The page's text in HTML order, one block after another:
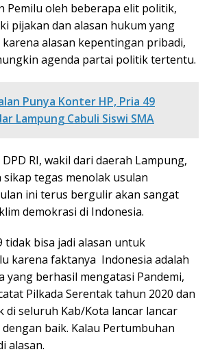
Pemilu oleh beberapa elit politik,
pijakan dan alasan hukum yang
karena alasan kepentingan pribadi,
agenda partai politik tertentu.
Punya Konter HP, Pria 49
Lampung Cabuli Siswi SMA
RI, wakil dari daerah Lampung,
tegas menolak usulan
ini terus bergulir akan sangat
demokrasi di Indonesia.
tidak bisa jadi alasan untuk
karena faktanya Indonesia adalah
yang berhasil mengatasi Pandemi,
Pilkada Serentak tahun 2020 dan
di seluruh Kab/Kota lancar lancar
baik. Kalau Pertumbuhan
alasan.